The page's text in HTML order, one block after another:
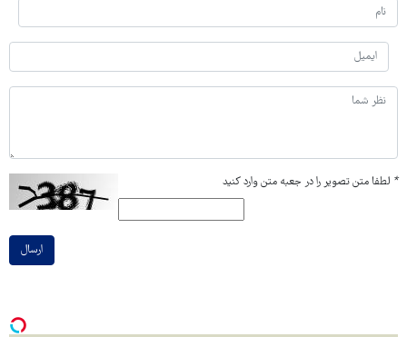
* لطفا متن تصویر را در جعبه متن وارد کنید
ارسال